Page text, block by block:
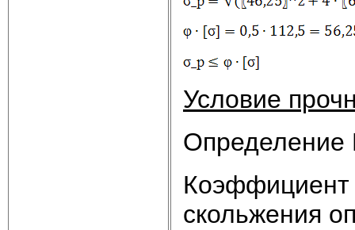
Условие
Определение
Коэффициент
скольжения